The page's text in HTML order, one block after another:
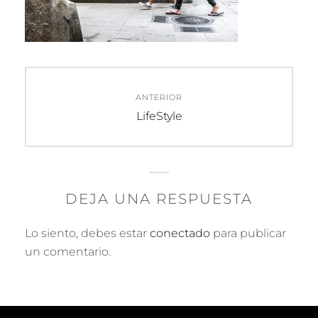
entradas
ANTERIOR
Entrada
LifeStyle
DEJA UNA RESPUESTA
Lo siento, debes estar conectado para publicar
un comentario.